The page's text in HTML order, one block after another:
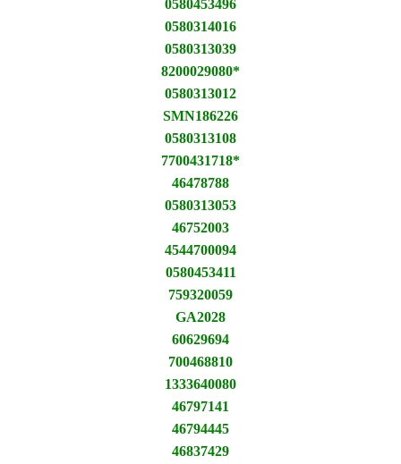
0580453496
0580314016
0580313039
8200029080*
0580313012
SMN186226
0580313108
7700431718*
46478788
0580313053
46752003
4544700094
0580453411
759320059
GA2028
60629694
700468810
1333640080
46797141
46794445
46837429